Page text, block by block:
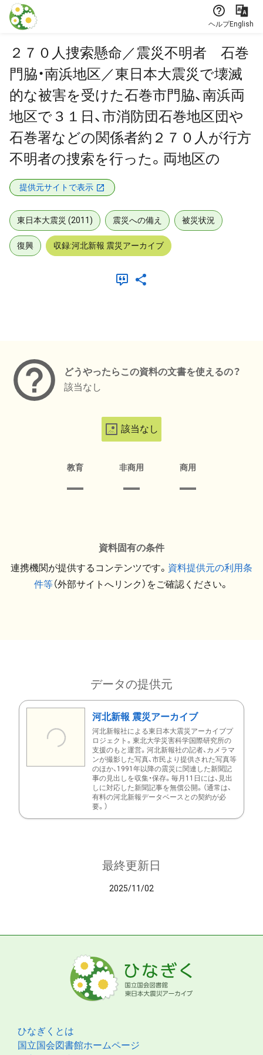
本文に飛ぶ
ヘルプEnglish
２７０人捜索懸命／震災不明者 石巻
門脇・南浜地区／東日本大震災で壊滅
的な被害を受けた石巻市門脇、南浜両
地区で３１日、市消防団石巻地区団や
石巻署などの関係者約２７０人が行方
不明者の捜索を行った。両地区の
提供元サイトで表示
東日本大震災 (2011) 震災への備え 被災状況
復興 収録:河北新報 震災アーカイブ
どうやったらこの資料の文書を使えるの？
該当なし
該当なし
教育 非商用 商用
資料固有の条件
連携機関が提供するコンテンツです。 資料提供元の利用条
件等（外部サイトへリンク）をご確認ください。
データの提供元
河北新報 震災アーカイブ
河北新報社による東日本大震災アーカイブプ
ロジェクト。東北大学災害科学国際研究所の
支援のもと運営。河北新報社の記者、カメラマ
ンが撮影した写真、市民より提供された写真等
のほか、1991年以降の震災に関連した新聞記
事の見出しを収集・保存。毎月11日には、見出
しに対応した新聞記事を無償公開。（通常は、
有料の河北新報データベースとの契約が必
要。）
最終更新日
2025/11/02
ひなぎくとは
国立国会図書館ホームページ